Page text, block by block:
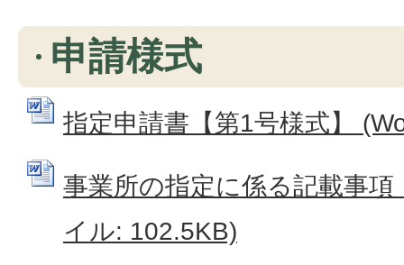
申請様式
指定申請書【第1号様式】
事業所の指定に係る記載事
イル: 102.5KB)